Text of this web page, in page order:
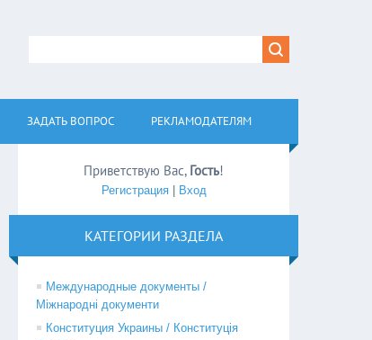
ЗАДАТЬ ВОПРОС РЕКЛАМОДАТЕЛЯМ
Приветствую Вас, Гость!
Регистрация| Вход
КАТЕГОРИИ РАЗДЕЛА
Международные документы /
Міжнародні документи
Конституция Украины / Конституція